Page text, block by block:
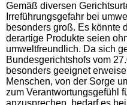
Gemäß diversen
Irreführungsgefahr bei
besonders groß. Es könnte
derartige Produkte seien
umweltfreundlich. Da sich
Bundesgerichtshofs vom
besonders geeignet
Menschen, von der Sorge
zum Verantwortungsgefühl